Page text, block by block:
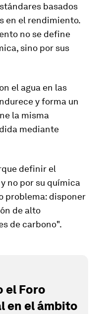
basados
en el rendimiento.
no se define
sino por sus
el agua en las
y forma un
la misma
mediante
definir el
no por su química
problema: disponer
de alto
de carbono".
el Foro
en el ámbito